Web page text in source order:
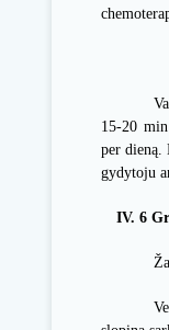
15-20
per dieną.
gydytoju
IV. 6